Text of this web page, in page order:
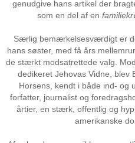
genudgive hans artikel der
som en del af en
Særlig bemærkelsesværdigt er
hans søster, med få års
de stærkt modsatrettede valg.
dedikeret Jehovas Vidne, blev
Horsens, kendt i både ind- og
forfatter, journalist og
årtier, en stærk, offentlig og
amerikanske